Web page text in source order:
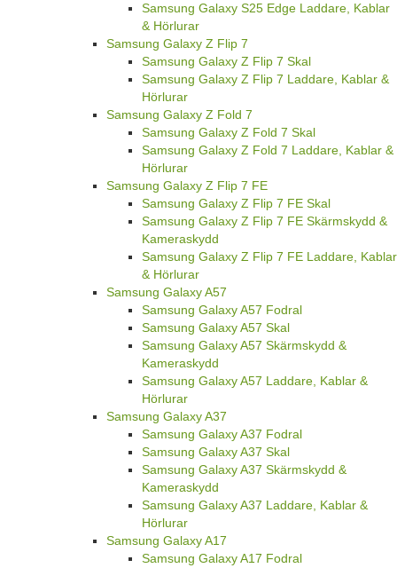
Samsung Galaxy S25 Edge Laddare, Kablar
& Hörlurar
Samsung Galaxy Z Flip 7
Samsung Galaxy Z Flip 7 Skal
Samsung Galaxy Z Flip 7 Laddare, Kablar &
Hörlurar
Samsung Galaxy Z Fold 7
Samsung Galaxy Z Fold 7 Skal
Samsung Galaxy Z Fold 7 Laddare, Kablar &
Hörlurar
Samsung Galaxy Z Flip 7 FE
Samsung Galaxy Z Flip 7 FE Skal
Samsung Galaxy Z Flip 7 FE Skärmskydd &
Kameraskydd
Samsung Galaxy Z Flip 7 FE Laddare, Kablar
& Hörlurar
Samsung Galaxy A57
Samsung Galaxy A57 Fodral
Samsung Galaxy A57 Skal
Samsung Galaxy A57 Skärmskydd &
Kameraskydd
Samsung Galaxy A57 Laddare, Kablar &
Hörlurar
Samsung Galaxy A37
Samsung Galaxy A37 Fodral
Samsung Galaxy A37 Skal
Samsung Galaxy A37 Skärmskydd &
Kameraskydd
Samsung Galaxy A37 Laddare, Kablar &
Hörlurar
Samsung Galaxy A17
Samsung Galaxy A17 Fodral